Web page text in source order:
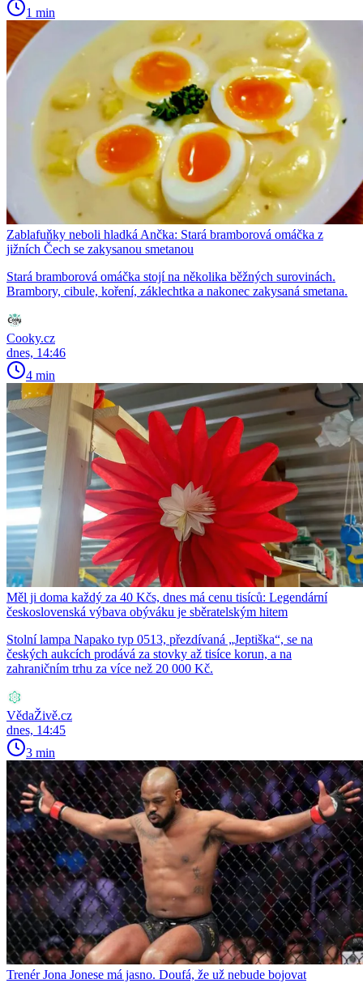
1 min
Zablafuňky neboli hladká Ančka: Stará bramborová omáčka z
jižních Čech se zakysanou smetanou
Stará bramborová omáčka stojí na několika běžných surovinách.
Brambory, cibule, koření, záklechtka a nakonec zakysaná smetana.
Cooky.cz
dnes, 14:46
4 min
Měl ji doma každý za 40 Kčs, dnes má cenu tisíců: Legendární
československá výbava obýváku je sběratelským hitem
Stolní lampa Napako typ 0513, přezdívaná „Jeptiška“, se na
českých aukcích prodává za stovky až tisíce korun, a na
zahraničním trhu za více než 20 000 Kč.
VědaŽivě.cz
dnes, 14:45
3 min
Trenér Jona Jonese má jasno. Doufá, že už nebude bojovat